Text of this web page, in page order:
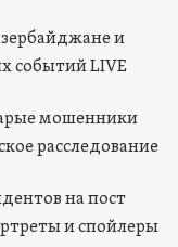
и
событий LIVE
мошенники
расследование
на пост
и спойлеры